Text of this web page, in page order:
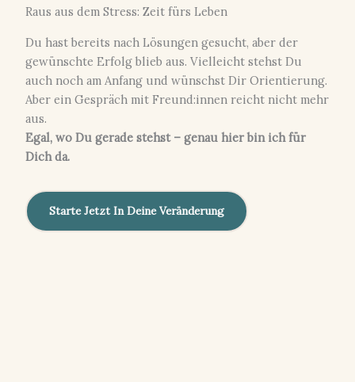
Raus aus dem Stress: Zeit fürs Leben
Du hast bereits nach Lösungen gesucht, aber der
gewünschte Erfolg blieb aus. Vielleicht stehst Du
auch noch am Anfang und wünschst Dir Orientierung.
Aber ein Gespräch mit Freund:innen reicht nicht mehr
aus.
Egal, wo Du gerade stehst – genau hier bin ich für
Dich da.
Starte Jetzt In Deine Veränderung